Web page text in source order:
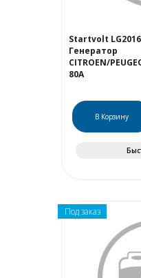
Startvolt LG2016
Генератор
CITROEN/
80А
В Корзину
Под заказ